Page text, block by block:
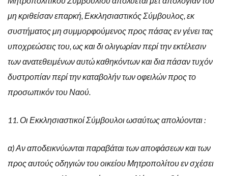
μη κριθείσαν επαρκή, Εκκλησιαστικός Σύμβουλος, εκ
συστήματος μη συμμορφούμενος προς πάσας εν γένει τας
υποχρεώσεις του, ως και δι ολιγωρίαν περί την εκτέλεσιν
των ανατεθειμένων αυτώ καθηκόντων και δια πάσαν τυχόν
δυστροπίαν περί την καταβολήν των οφειλών προς το
προσωπικόν του Ναού.
11. Οι Εκκλησιαστικοί Σύμβουλοι ωσαύτως απολύονται :
α) Αν αποδεικνύωνται παραβάται των αποφάσεων και των
προς αυτούς οδηγιών του οικείου Μητροπολίτου εν σχέσει